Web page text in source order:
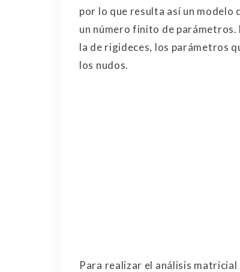
por lo que resulta así un
un número finito de parámetros.
la de rigideces, los parámetros
los nudos.
Para realizar el análisis